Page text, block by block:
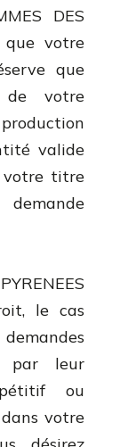
DES
que votre
que
de votre
valide
votre titre
le cas
par leur
ou
votre